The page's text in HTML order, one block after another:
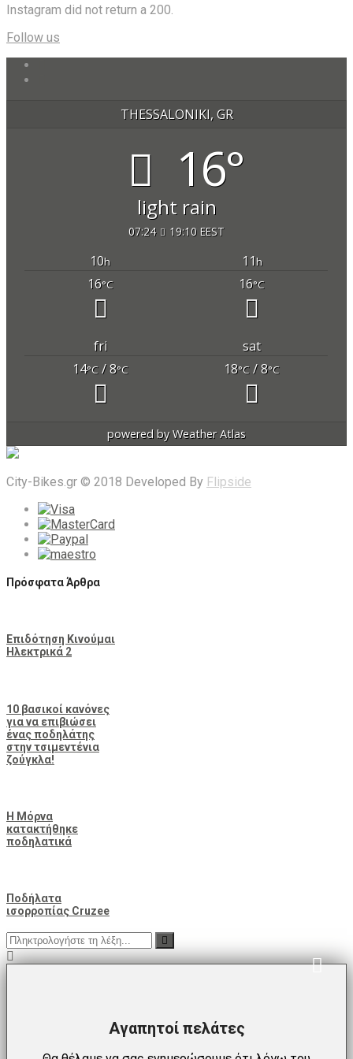
Instagram did not return a 200.
Follow us
THESSALONIKI, GR
16°
light rain
07:24 19:10 EEST
10h 11h
16°C 16°C
fri
sat
14°C/ 8°C 18°C / 8°C
powered byWeather Atlas
City-Bikes.gr © 2018 Developed By Flipside
Πρόσφατα Άρθρα
Επιδότηση Κινούμαι
Ηλεκτρικά 2
10 βασικοί κανόνες
για να επιβιώσει
ένας ποδηλάτης
στην τσιμεντένια
ζούγκλα!
Η Μόρνα
κατακτήθηκε
ποδηλατικά
Ποδήλατα
ισορροπίας Cruzee
Αγαπητοί πελάτες